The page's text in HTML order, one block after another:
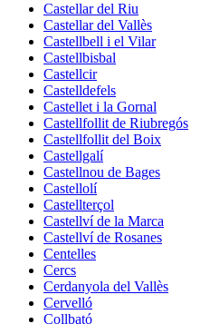
Castellar del Riu
Castellar del Vallès
Castellbell i el Vilar
Castellbisbal
Castellcir
Castelldefels
Castellet i la Gornal
Castellfollit de Riubregós
Castellfollit del Boix
Castellgalí
Castellnou de Bages
Castellolí
Castellterçol
Castellví de la Marca
Castellví de Rosanes
Centelles
Cercs
Cerdanyola del Vallès
Cervelló
Collbató